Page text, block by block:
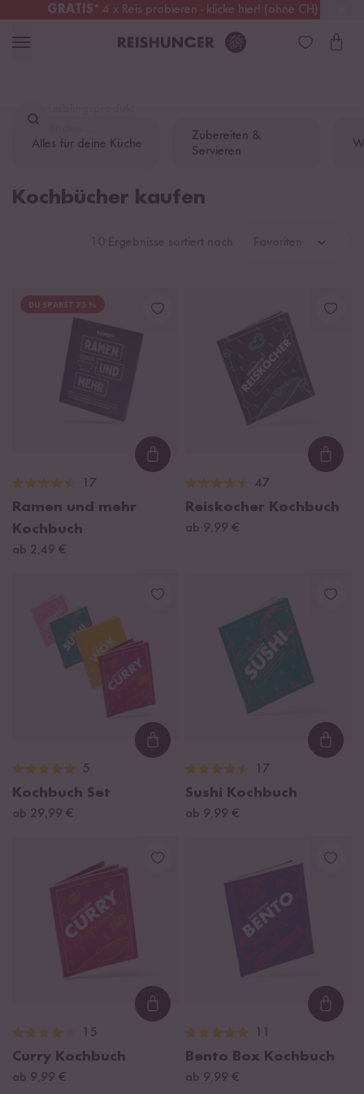
GRATIS* 4 x Reis probieren - klicke hier! (ohne CH)
Österreich Kostenloser Versand
Alles für deine Küche
Zubereiten &
Servieren
Kochbücher kaufen
DU SPARST 75 %
Loading...
17
Ramen und mehr
Kochbuch
ab 2,49 €
47
Reiskocher Kochbuch
ab 9,99 €
Loading...
5
Kochbuch Set
ab 29,99 €
17
Sushi Kochbuch
ab 9,99 €
Loading...
15
Curry Kochbuch
ab 9,99 €
Bento Box Kochbuch
ab 9,99 €